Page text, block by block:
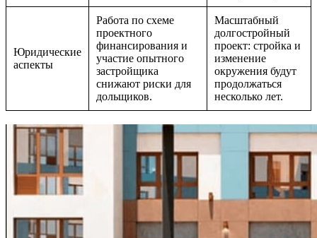
Юридические
аспекты
Работа по схеме
проектного
финансирования и
участие опытного
застройщика
снижают риски для
дольщиков.
Масштабный
долгостройный
проект: стройка и
изменение
окружения будут
продолжаться
несколько лет.